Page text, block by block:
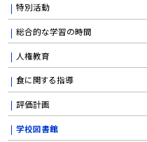
特別活動
総合的な学習の時間
人権教育
食に関する指導
評価計画
学校図書館